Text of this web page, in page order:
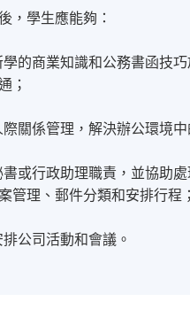
，學生應能夠：
學的商業知識和公務書函技
；
際關係管理，解決辦公環境中
書或行政助理職責，並協助
管理、郵件分類和安排行程
排公司活動和會議。